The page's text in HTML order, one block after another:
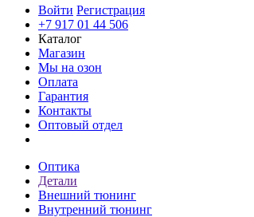
Войти Регистрация
+7 917 01 44 506
Каталог
Магазин
Мы на озон
Оплата
Гарантия
Контакты
Оптовый отдел
Оптика
Детали
Внешний тюнинг
Внутренний тюнинг